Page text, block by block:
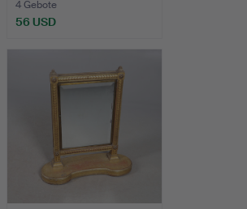
4 Gebote
56 USD